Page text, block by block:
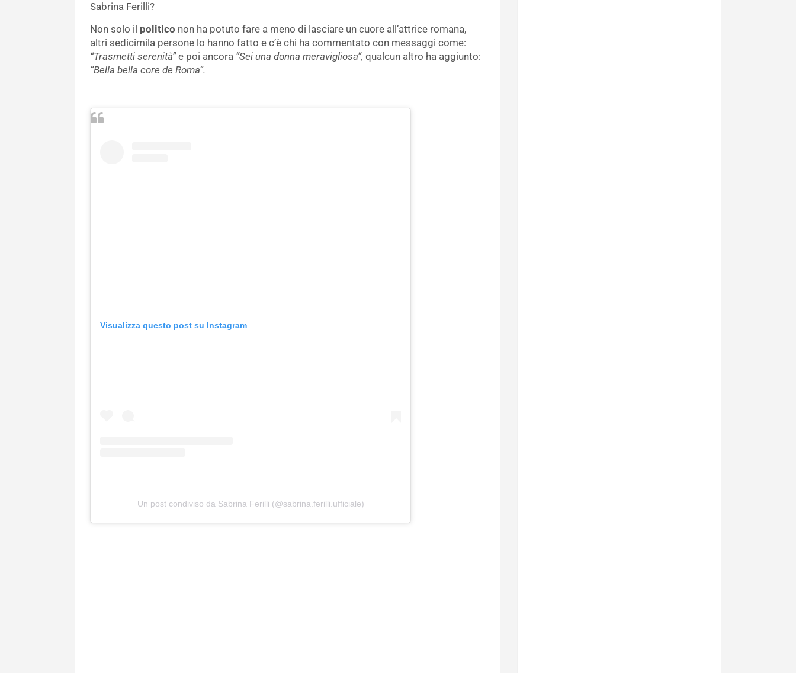
Sabrina Ferilli?
Non solo il politico non ha potuto fare a meno di lasciare un cuore all’attrice romana,
altri sedicimila persone lo hanno fatto e c’è chi ha commentato con messaggi come:
“Trasmetti serenità”e poi ancora “Sei una donna meravigliosa”, qualcun altro ha aggiunto:
“Bella bella core de Roma”.
Visualizza questo post su Instagram
Un post condiviso da Sabrina Ferilli (@sabrina.ferilli.ufficiale)